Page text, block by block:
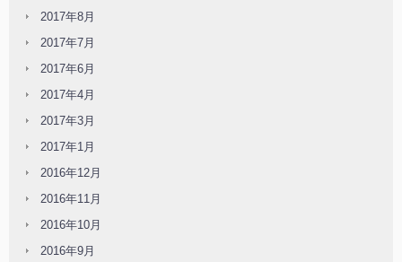
2017年8月
2017年7月
2017年6月
2017年4月
2017年3月
2017年1月
2016年12月
2016年11月
2016年10月
2016年9月